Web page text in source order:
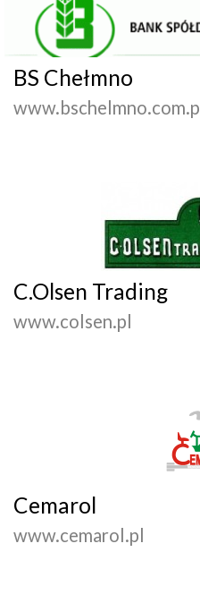
BS Chełmno
www.bschelmno.com.pl
C.Olsen Trading
www.colsen.pl
Cemarol
www.cemarol.pl